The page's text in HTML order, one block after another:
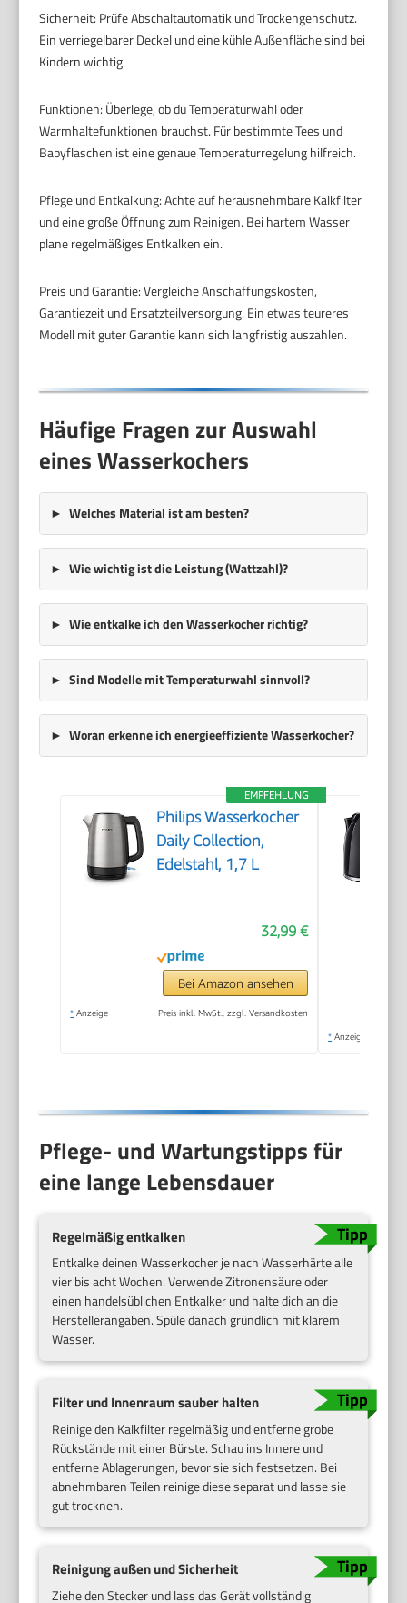
Sicherheit: Prüfe Abschaltautomatik und Trockengehschutz.
Ein verriegelbarer Deckel und eine kühle Außenfläche sind bei
Kindern wichtig.
Funktionen: Überlege, ob du Temperaturwahl oder
Warmhaltefunktionen brauchst. Für bestimmte Tees und
Babyflaschen ist eine genaue Temperaturregelung hilfreich.
Pflege und Entkalkung: Achte auf herausnehmbare Kalkfilter
und eine große Öffnung zum Reinigen. Bei hartem Wasser
plane regelmäßiges Entkalken ein.
Preis und Garantie: Vergleiche Anschaffungskosten,
Garantiezeit und Ersatzteilversorgung. Ein etwas teureres
Modell mit guter Garantie kann sich langfristig auszahlen.
Häufige Fragen zur Auswahl
eines Wasserkochers
Welches Material ist am besten?
Wie wichtig ist die Leistung (Wattzahl)?
Wie entkalke ich den Wasserkocher richtig?
Sind Modelle mit Temperaturwahl sinnvoll?
Woran erkenne ich energieeffiziente Wasserkocher?
EMPFEHLUNG
Philips Wasserkocher
Daily Collection,
Edelstahl, 1,7 L
32,99 €
Bei Amazon ansehen
* Anzeige Preis inkl. MwSt., zzgl. Versandkosten
* Anzeige
Pflege- und Wartungstipps für
eine lange Lebensdauer
Regelmäßig entkalken
Entkalke deinen Wasserkocher je nach Wasserhärte alle
vier bis acht Wochen. Verwende Zitronensäure oder
einen handelsüblichen Entkalker und halte dich an die
Herstellerangaben. Spüle danach gründlich mit klarem
Wasser.
Filter und Innenraum sauber halten
Reinige den Kalkfilter regelmäßig und entferne grobe
Rückstände mit einer Bürste. Schau ins Innere und
entferne Ablagerungen, bevor sie sich festsetzen. Bei
abnehmbaren Teilen reinige diese separat und lasse sie
gut trocknen.
Reinigung außen und Sicherheit
Ziehe den Stecker und lass das Gerät vollständig